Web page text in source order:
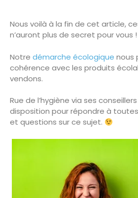
Nous voilà à la fin de cet article,
n’auront plus de secret pour vous !
Notre démarche écologique nous
cohérence avec les produits
vendons.
Rue de l’hygiène via ses
disposition pour répondre à
et questions sur ce sujet.